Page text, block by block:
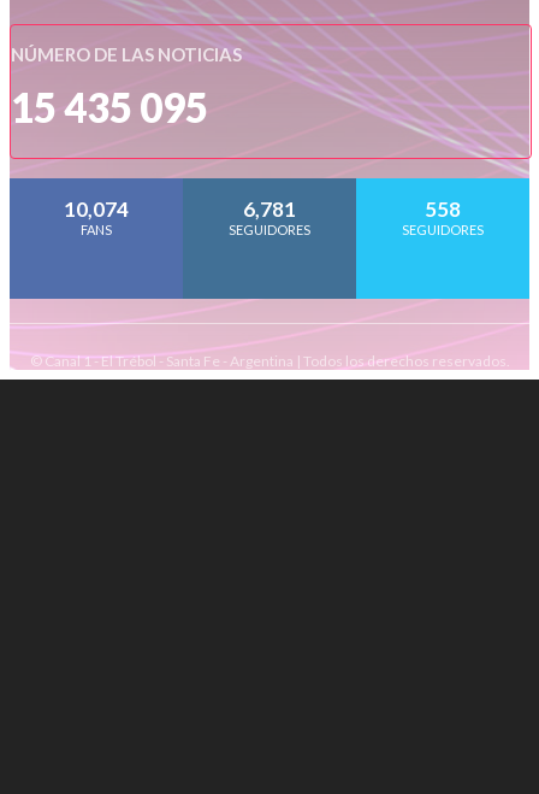
NÚMERO DE LAS NOTICIAS
15 435 095
10,074
FANS
6,781
SEGUIDORES
558
SEGUIDORES
© Canal 1 - El Trébol - Santa Fe - Argentina | Todos los derechos reservados.